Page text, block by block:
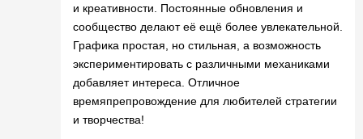
и креативности. Постоянные обновления и
сообщество делают её ещё более увлекательной.
Графика простая, но стильная, а возможность
экспериментировать с различными механиками
добавляет интереса. Отличное
времяпрепровождение для любителей стратегии
и творчества!